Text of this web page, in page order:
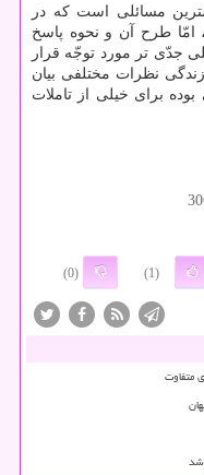
مسائلی است که در
امّا طرح آن و نحوه پاسخ
جدّی تر مورد توجّه قرار
نظرات مختلفی بیان
برای خیلی از تاملات
(1)
(0)
متفاوت
شد